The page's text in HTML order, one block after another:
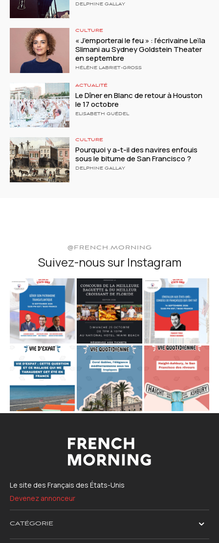
DELPHINE GALLAY
CULTURE
« J’emporterai le feu » : l’écrivaine Leïla
Slimani au Sydney Goldstein Theater
en septembre
HÉLÈNE LABRIET-GROSS
ACTUALITÉ
Le Dîner en Blanc de retour à Houston
le 17 octobre
ELISABETH GUÉDEL
CULTURE
Pourquoi y a-t-il des navires enfouis
sous le bitume de San Francisco ?
DELPHINE GALLAY
@FRENCH.MORNING
Suivez-nous sur Instagram
Le site des Français des États-Unis
Devenez annonceur
CATÉGORIE